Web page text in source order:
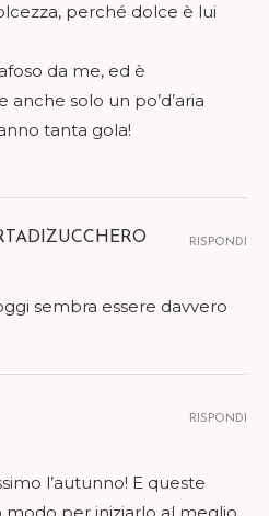
perché dolce è lui
da me, ed è
solo un po’d’aria
tanta gola!
sembra essere davvero
RISPONDI
l’autunno! E queste
RISPONDI